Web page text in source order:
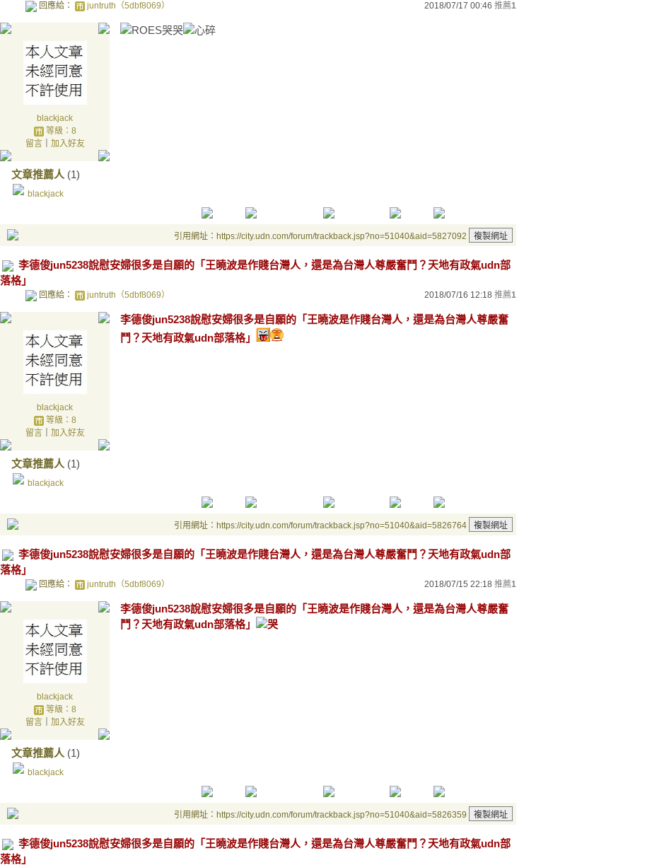
回應給： juntruth（5dbf8069） 2018/07/17 00:46 推薦1
blackjack
等級：8
留言｜ 加入好友
文章推薦人 (1)
blackjack
引用網址：https://city.udn.com/forum/trackback.jsp?no=51040&aid=5827092
李德俊jun5238說慰安婦很多是自願的「王曉波是作賤台灣人，還是為台灣人尊嚴奮鬥？天地有政氣udn部
落格」
回應給： juntruth（5dbf8069） 2018/07/16 12:18 推薦1
blackjack
等級：8
留言｜ 加入好友
文章推薦人 (1)
blackjack
李德俊jun5238說慰安婦很多是自願的「王曉波是作賤台灣人，還是為台灣人尊嚴奮
鬥？天地有政氣udn部落格」
引用網址：https://city.udn.com/forum/trackback.jsp?no=51040&aid=5826764
李德俊jun5238說慰安婦很多是自願的「王曉波是作賤台灣人，還是為台灣人尊嚴奮鬥？天地有政氣udn部
落格」
回應給： juntruth（5dbf8069） 2018/07/15 22:18 推薦1
blackjack
等級：8
留言｜ 加入好友
文章推薦人 (1)
blackjack
李德俊jun5238說慰安婦很多是自願的「王曉波是作賤台灣人，還是為台灣人尊嚴奮
鬥？天地有政氣udn部落格」
引用網址：https://city.udn.com/forum/trackback.jsp?no=51040&aid=5826359
李德俊jun5238說慰安婦很多是自願的「王曉波是作賤台灣人，還是為台灣人尊嚴奮鬥？天地有政氣udn部
落格」